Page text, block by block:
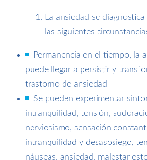
La ansiedad se
las siguientes
Permanencia en el tiempo, la
puede llegar a persistir y
trastorno de ansiedad
Se pueden experimentar
intranquilidad, tensión,
nerviosismo, sensación
intranquilidad y desasosiego,
náuseas, ansiedad, malestar